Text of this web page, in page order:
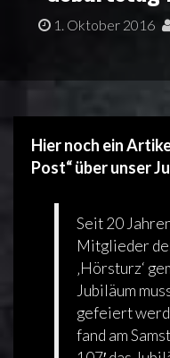
1. Oktober 2016
Hier noch ein
Post“ über unser
Seit 20
Mitglieder
‚Hörsturz‘
Jubiläum
gefeiert
fand am